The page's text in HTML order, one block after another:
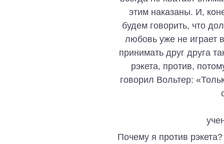
этим наказаны. И,
будем говорить, что
любовь уже не
принимать друг друга
рэкета, против,
говорил Вольтер:
Почему я против рэкета?